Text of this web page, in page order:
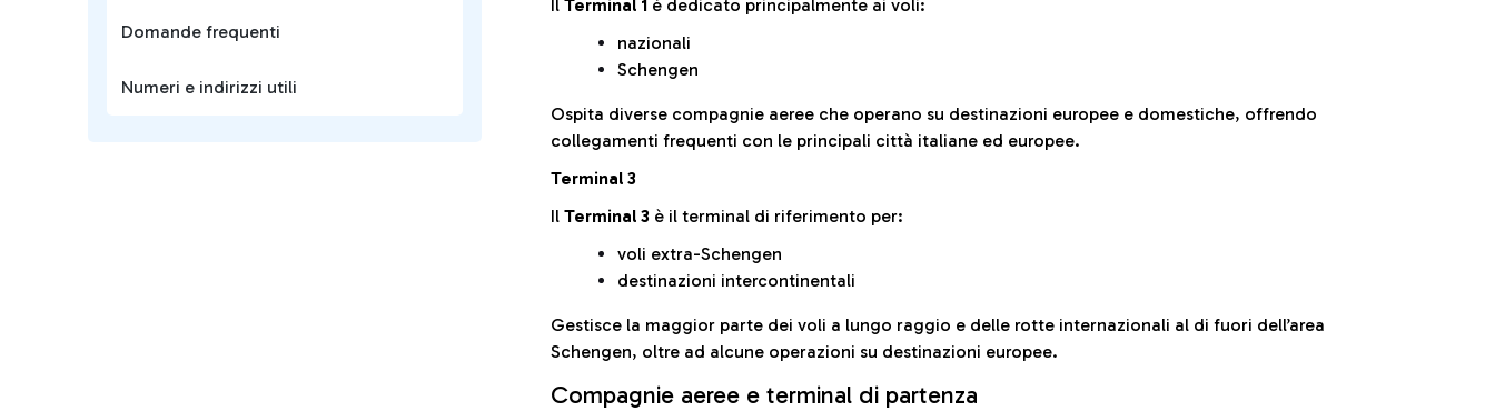
Domande frequenti
Numeri e indirizzi utili
Il Terminal 1 è dedicato principalmente ai voli:
nazionali
Schengen
Ospita diverse compagnie aeree che operano su destinazioni europee e domestiche, offrendo
collegamenti frequenti con le principali città italiane ed europee.
Terminal 3
Il Terminal 3 è il terminal di riferimento per:
voli extra-Schengen
destinazioni intercontinentali
Gestisce la maggior parte dei voli a lungo raggio e delle rotte internazionali al di fuori dell’area
Schengen, oltre ad alcune operazioni su destinazioni europee.
Compagnie aeree e terminal di partenza